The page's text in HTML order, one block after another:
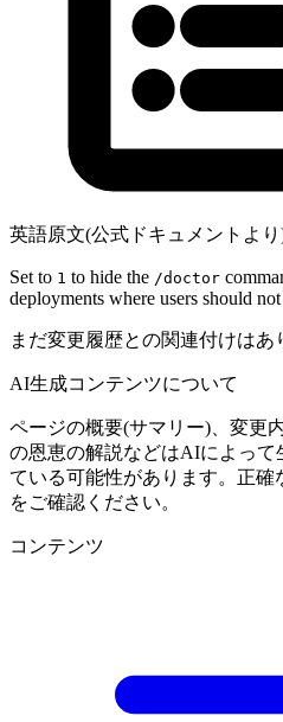
英語原文(公式ドキュメントよ
Set to 1 to hide the /doctor
deployments where users should
まだ変更履歴との関連付けはあ
AI生成コンテンツについて
ページの概要(サマリー)、変更
の恩恵の解説などはAIによって
ている可能性があります。正確
をご確認ください。
コンテンツ